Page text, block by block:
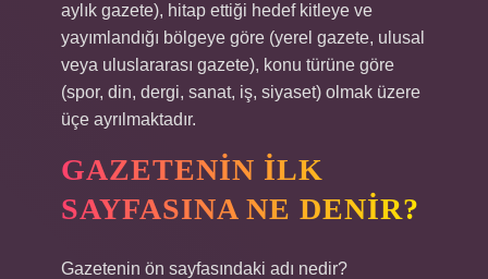
aylık gazete), hitap ettiği hedef kitleye ve
yayımlandığı bölgeye göre (yerel gazete, ulusal
veya uluslararası gazete), konu türüne göre
(spor, din, dergi, sanat, iş, siyaset) olmak üzere
üçe ayrılmaktadır.
GAZETENIN ILK
SAYFASINA NE DENIR?
Gazetenin ön sayfasındaki adı nedir?